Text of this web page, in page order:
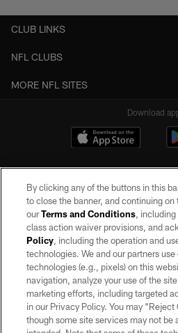
CLUB LINKS
NFL CLUBS
MORE NFL SITES
Download
©2026 by the Las Vegas Raiders. All rights
may be reproduced without the express
Raiders.
PRIVACY
TERMS OF
By clicking any of the buttons in this
to close the banner, and continuing on
ourTerms and Conditions,
class action waiver provisions, and
Policy, including the operation and
technologies. We and our partners
technologies (e.g., pixels) on this
navigation, analyze your use of the
marketing efforts, including targeted
in our Privacy Policy. You may “Reject
though some site services may not be